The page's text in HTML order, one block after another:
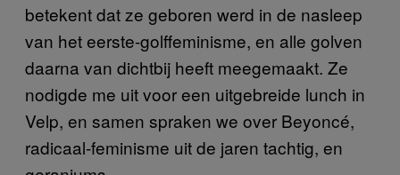
betekent dat ze geboren werd in de nasleep
van het eerste-golffeminisme, en alle golven
daarna van dichtbij heeft meegemaakt. Ze
nodigde me uit voor een uitgebreide lunch in
Velp, en samen spraken we over Beyoncé,
radicaal-feminisme uit de jaren tachtig, en